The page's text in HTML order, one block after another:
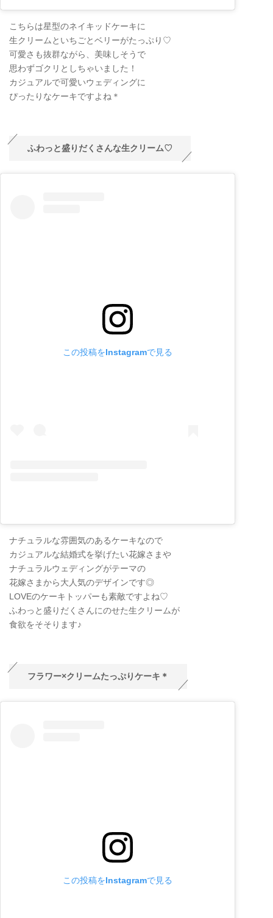
こちらは星型のネイキッドケーキに
生クリームといちごとベリーがたっぷり♡
可愛さも抜群ながら、美味しそうで
思わずゴクリとしちゃいました！
カジュアルで可愛いウェディングに
ぴったりなケーキですよね＊
ふわっと盛りだくさんな生クリーム♡
この投稿をInstagramで見る
ナチュラルな雰囲気のあるケーキなので
カジュアルな結婚式を挙げたい花嫁さまや
ナチュラルウェディングがテーマの
花嫁さまから大人気のデザインです◎
LOVEのケーキトッパーも素敵ですよね♡
ふわっと盛りだくさんにのせた生クリームが
食欲をそそります♪
フラワー×クリームたっぷりケーキ＊
この投稿をInstagramで見る